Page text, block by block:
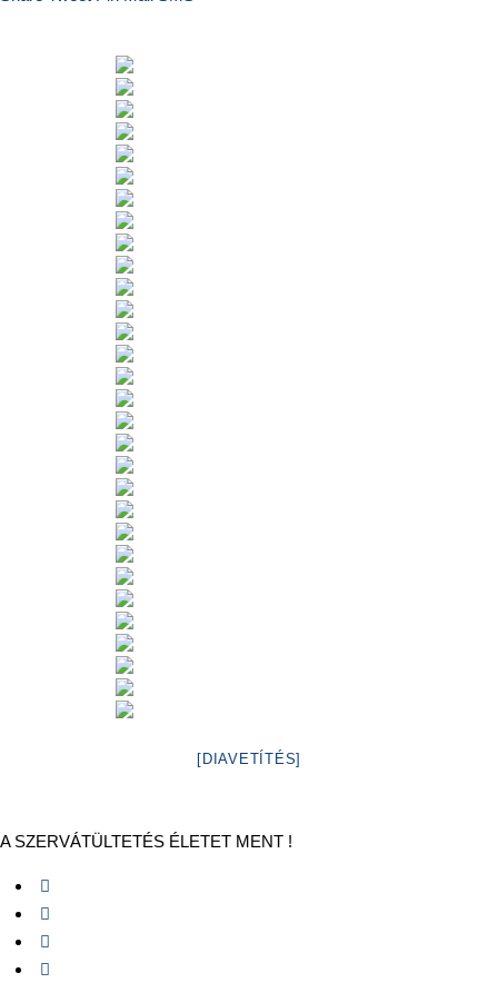
[DIAVETÍTÉS]
A SZERVÁTÜLTETÉS ÉLETET MENT !